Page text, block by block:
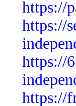
https://
https://
https://
https://